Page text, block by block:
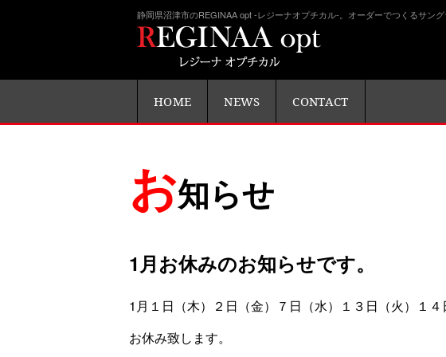
静岡県沼津市のREGINAA opt -レジーナオプチカル-。オーダーでつくるサング
HOME NEWS CONTACT
お知らせ
1月お休みのお知らせです。
1月１日（木）２日（金）７日（水）１３日（火）１
お休み致します。